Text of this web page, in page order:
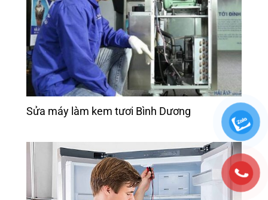
Sửa máy làm kem tươi Bình Dương